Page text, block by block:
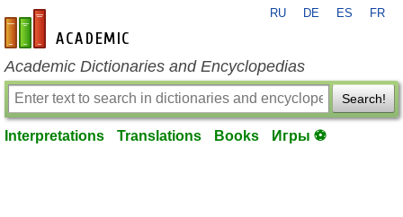
en-academic.com
RU DE ES FR
Academic Dictionaries and Encyclopedias
Search!
Interpretations Translations Books Игры ⚽